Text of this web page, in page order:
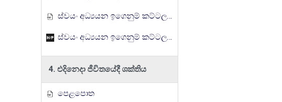
ස්වයං අධ්‍යයන ඉගෙනුම් කට්ටලය
ස්වයං අධ්‍යයන ඉගෙනුම් කට්ටලය
4. එදිනෙදා ජීවිතයේදී ශක්තිය
පෙළපොත